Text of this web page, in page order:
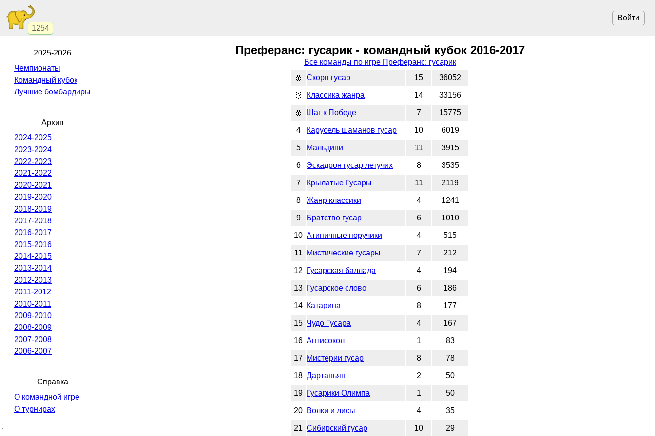
1254
Войти
Преферанс: гусарик - командный кубок 2016-2017
Все команды по игре Преферанс: гусарик
🥇
Скорп гусар 15 36052
🥈 Классика жанра 14 33156
🥉 Шаг к Победе 7 15775
4 Карусель шаманов гусар 10 6019
5 Мальдини 11 3915
6 Эскадрон гусар летучих 8 3535
7 Крылатые Гусары 11 2119
8 Жанр классики 4 1241
9 Братство гусар 6 1010
10 Атипичные поручики 4 515
11 Мистические гусары 7 212
12 Гусарская баллада 4 194
13 Гусарское слово 6 186
14 Катарина 8 177
15 Чудо Гусара 4 167
16 Антисокол 1 83
17 Мистерии гусар 8 78
18 Дартаньян 2 50
19 Гусарики Олимпа 1 50
20 Волки и лисы 4 35
21 Сибирский гусар 10 29
2025-2026
Чемпионаты
Командный кубок
Лучшие бомбардиры
Архив
2024-2025
2023-2024
2022-2023
2021-2022
2020-2021
2019-2020
2018-2019
2017-2018
2016-2017
2015-2016
2014-2015
2013-2014
2012-2013
2011-2012
2010-2011
2009-2010
2008-2009
2007-2008
2006-2007
Справка
О командной игре
О турнирах